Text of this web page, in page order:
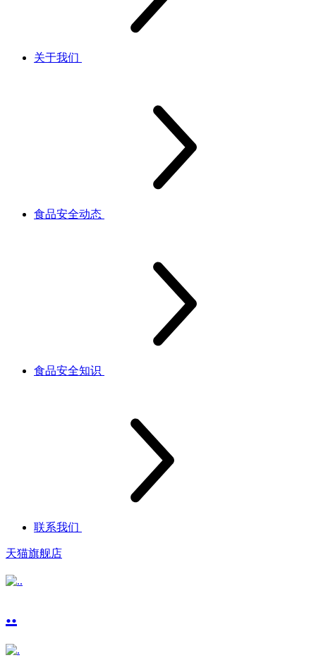
关于我们
食品安全动态
食品安全知识
联系我们
天猫旗舰店
..